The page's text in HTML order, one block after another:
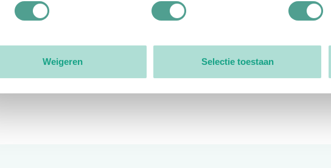
Weigeren Selectie toestaan
Organisatie